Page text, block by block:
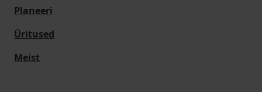
Planeeri
Üritused
Meist